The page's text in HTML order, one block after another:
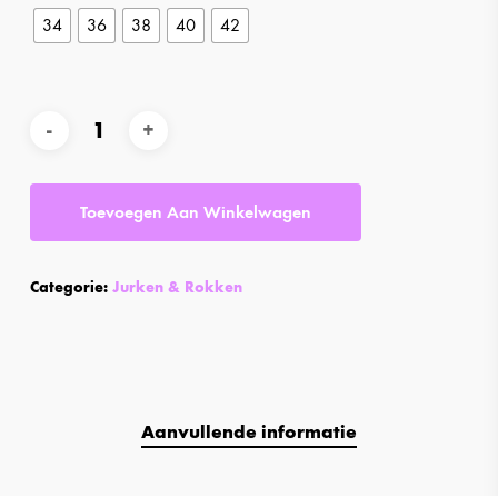
34 36 38 40 42
Toevoegen Aan Winkelwagen
Categorie: Jurken & Rokken
Aanvullende informatie